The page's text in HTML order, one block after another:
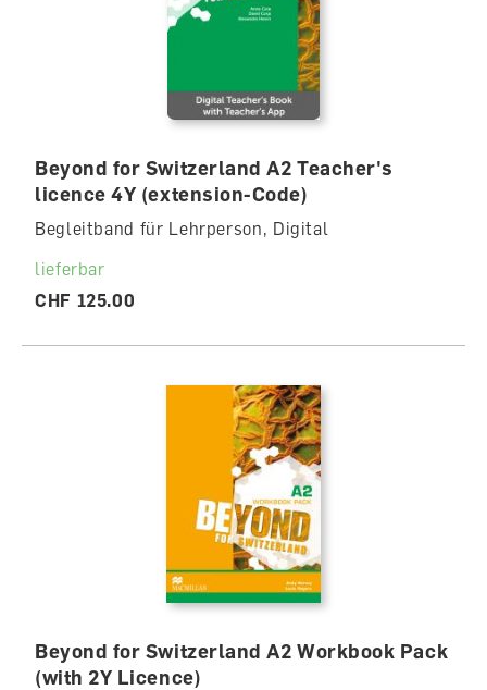
Beyond for Switzerland A2 Teacher's
licence 4Y (extension-Code)
Begleitband für Lehrperson, Digital
lieferbar
CHF 125.00
Beyond for Switzerland A2 Workbook Pack
(with 2Y Licence)